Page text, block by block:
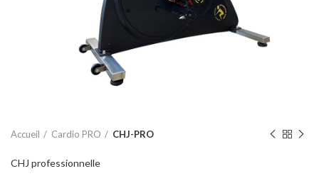
Accueil Cardio PRO CHJ-PRO
CHJ professionnelle